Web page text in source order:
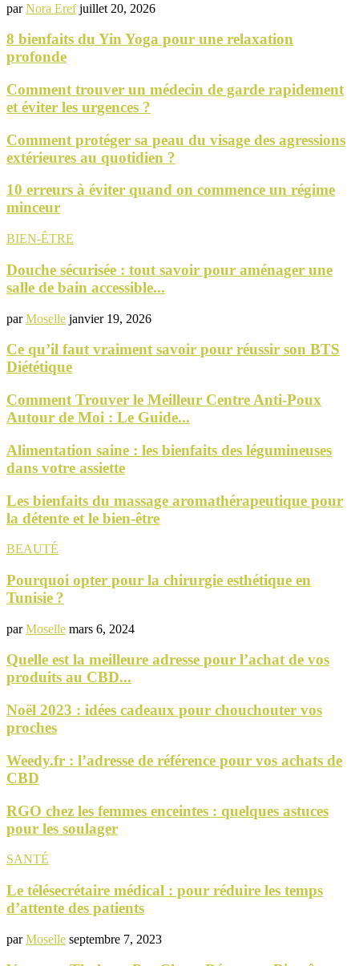
parNora Eref juillet 20, 2026
8 bienfaits du Yin Yoga pour une relaxation
profonde
Comment trouver un médecin de garde rapidement
et éviter les urgences ?
Comment protéger sa peau du visage des agressions
extérieures au quotidien ?
10 erreurs à éviter quand on commence un régime
minceur
BIEN-ÊTRE
Douche sécurisée : tout savoir pour aménager une
salle de bain accessible...
parMoselle janvier 19, 2026
Ce qu’il faut vraiment savoir pour réussir son BTS
Diététique
Comment Trouver le Meilleur Centre Anti-Poux
Autour de Moi : Le Guide...
Alimentation saine : les bienfaits des légumineuses
dans votre assiette
Les bienfaits du massage aromathérapeutique pour
la détente et le bien-être
BEAUTÉ
Pourquoi opter pour la chirurgie esthétique en
Tunisie ?
parMoselle mars 6, 2024
Quelle est la meilleure adresse pour l’achat de vos
produits au CBD...
Noël 2023 : idées cadeaux pour chouchouter vos
proches
Weedy.fr : l’adresse de référence pour vos achats de
CBD
RGO chez les femmes enceintes : quelques astuces
pour les soulager
SANTÉ
Le télésecrétaire médical : pour réduire les temps
d’attente des patients
parMoselle septembre 7, 2023